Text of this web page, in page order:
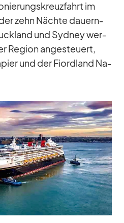
im
zehn Nächte dau­ern­
und Syd­ney wer­
Re­gion an­ge­steu­ert,
und der Fiord­land Na­